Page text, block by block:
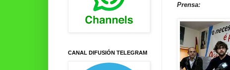
Prensa:
CANAL DIFUSIÓN TELEGRAM